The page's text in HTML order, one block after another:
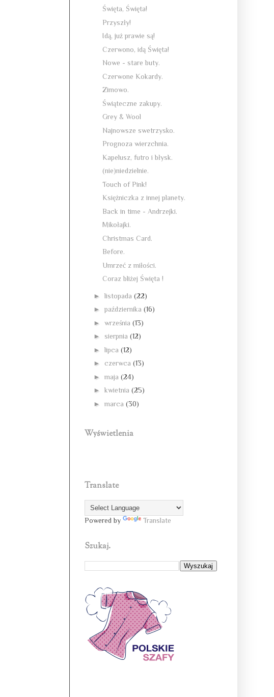
Święta, Święta!
Przyszły!
Idą, już prawie są!
Czerwono, idą Święta!
Nowe - stare buty.
Czerwone Kokardy.
Zimowo.
Świąteczne zakupy.
Grey & Wool
Najnowsze swetrzysko.
Prognoza wierzchnia.
Kapelusz, futro i błysk.
(nie)niedzielnie.
Touch of Pink!
Księżniczka z innej planety.
Back in time - Andrzejki.
Mikołajki.
Christmas Card.
Before.
Umrzeć z miłości.
Coraz bliżej Święta !
► listopada (22)
► października (16)
► września (13)
► sierpnia (12)
► lipca (12)
► czerwca (13)
► maja (24)
► kwietnia (25)
► marca (30)
Wyświetlenia
Translate
Powered by Translate
Szukaj.